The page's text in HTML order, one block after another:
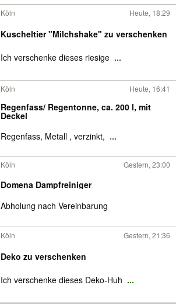
Köln Heute, 18:29
Kuscheltier "Milchshake" zu verschenken
Ich verschenke dieses riesige ...
Köln Heute, 16:41
Regenfass/ Regentonne, ca. 200 l, mit
Deckel
Regenfass, Metall , verzinkt, ...
Köln Gestern, 23:00
Domena Dampfreiniger
Abholung nach Vereinbarung
Köln Gestern, 21:36
Deko zu verschenken
Ich verschenke dieses Deko-Huh ...